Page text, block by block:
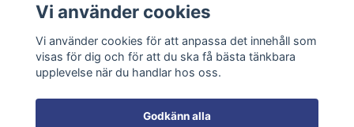
Sociala medier
Vi använder cookies
Vi använder cookies för att anpassa det innehåll som
visas för dig och för att du ska få bästa tänkbara
upplevelse när du handlar hos oss.
Godkänn alla